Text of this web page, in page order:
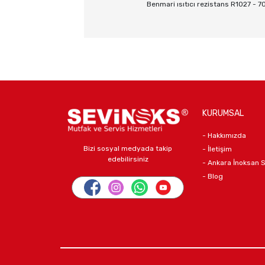
Benmari ısıtıcı rezistans R1027 -
Bizi sosyal medyada takip
edebilirsiniz
KURUMSAL
- Hakkımızda
- İletişim
- Ankara İnoksan
- Blog